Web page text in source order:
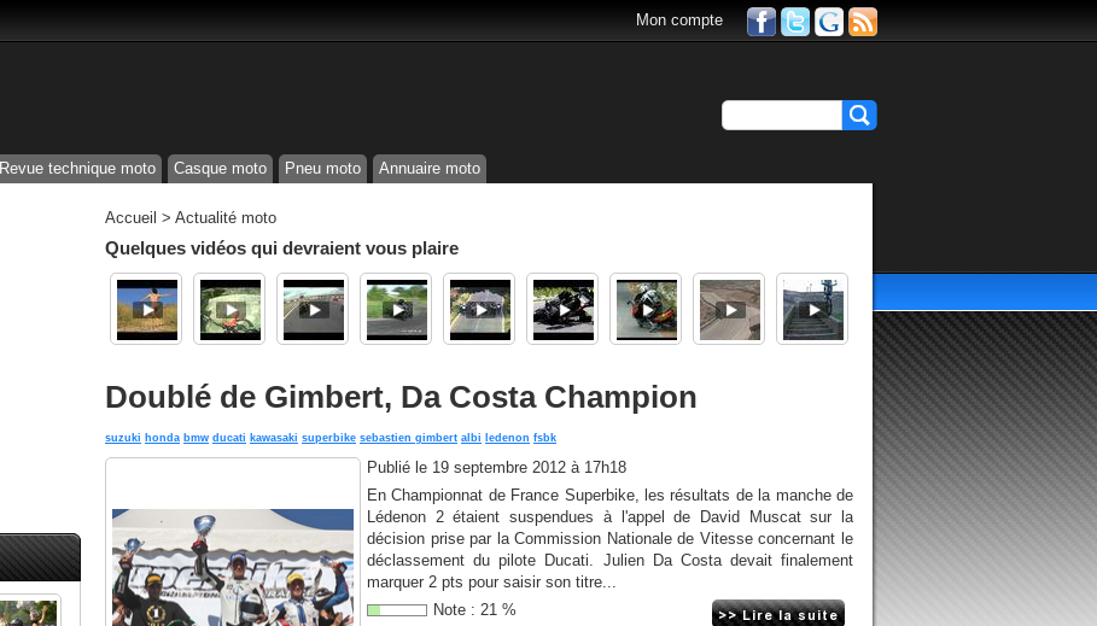
Mon compte
Revue technique moto Casque moto Pneu moto Annuaire moto
Accueil > Actualité moto
Quelques vidéos qui devraient vous plaire
Doublé de Gimbert, Da Costa Champion
suzuki honda bmw ducati kawasaki superbike sebastien gimbert albi ledenon fsbk
Publié le 19 septembre 2012 à 17h18
En Championnat de France Superbike, les résultats de la manche de
Lédenon 2 étaient suspendues à l'appel de David Muscat sur la
décision prise par la Commission Nationale de Vitesse concernant le
déclassement du pilote Ducati. Julien Da Costa devait finalement
marquer 2 pts pour saisir son titre...
Note : 21 %